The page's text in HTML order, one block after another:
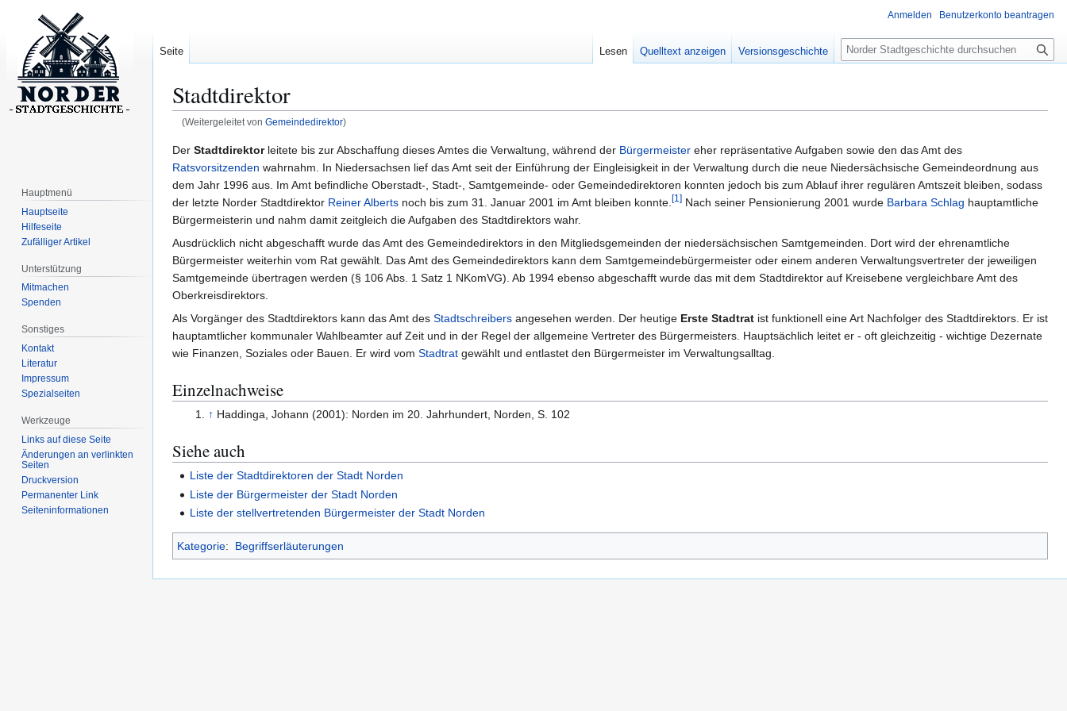
Stadtdirektor
(Weitergeleitet von Gemeindedirektor)
Zur
Navigation
springen
Zur
Suche
springen
Der Stadtdirektorleitete bis zur Abschaffung dieses Amtes die Verwaltung, während der Bürgermeister eher repräsentative Aufgaben sowie den das Amt des
Ratsvorsitzenden wahrnahm. In Niedersachsen lief das Amt seit der Einführung der Eingleisigkeit in der Verwaltung durch die neue Niedersächsische Gemeindeordnung aus
dem Jahr 1996 aus. Im Amt befindliche Oberstadt-, Stadt-, Samtgemeinde- oder Gemeindedirektoren konnten jedoch bis zum Ablauf ihrer regulären Amtszeit bleiben, sodass
der letzte Norder Stadtdirektor Reiner Alberts noch bis zum 31. Januar 2001 im Amt bleiben konnte. [1 ] Nach seiner Pensionierung 2001 wurde Barbara Schlag hauptamtliche
Bürgermeisterin und nahm damit zeitgleich die Aufgaben des Stadtdirektors wahr.
Ausdrücklich nicht abgeschafft wurde das Amt des Gemeindedirektors in den Mitgliedsgemeinden der niedersächsischen Samtgemeinden. Dort wird der ehrenamtliche
Bürgermeister weiterhin vom Rat gewählt. Das Amt des Gemeindedirektors kann dem Samtgemeindebürgermeister oder einem anderen Verwaltungsvertreter der jeweiligen
Samtgemeinde übertragen werden (§ 106 Abs. 1 Satz 1 NKomVG). Ab 1994 ebenso abgeschafft wurde das mit dem Stadtdirektor auf Kreisebene vergleichbare Amt des
Oberkreisdirektors.
Als Vorgänger des Stadtdirektors kann das Amt des Stadtschreibers angesehen werden. Der heutige Erste Stadtrat ist funktionell eine Art Nachfolger des Stadtdirektors. Er ist
hauptamtlicher kommunaler Wahlbeamter auf Zeit und in der Regel der allgemeine Vertreter des Bürgermeisters. Hauptsächlich leitet er - oft gleichzeitig - wichtige Dezernate
wie Finanzen, Soziales oder Bauen. Er wird vom Stadtrat gewählt und entlastet den Bürgermeister im Verwaltungsalltag.
Einzelnachweise
↑ Haddinga, Johann (2001): Norden im 20. Jahrhundert, Norden, S. 102
Siehe auch
Liste der Stadtdirektoren der Stadt Norden
Liste der Bürgermeister der Stadt Norden
Liste der stellvertretenden Bürgermeister der Stadt Norden
Kategorie: Begriffserläuterungen
Anmelden Benutzerkonto beantragen
Seite Lesen Quelltext anzeigen Versionsgeschichte
S
u
e
Hauptmenü
Hauptseite
Hilfeseite
Zufälliger Artikel
Unterstützung
Mitmachen
Spenden
Sonstiges
Kontakt
Literatur
Impressum
Spezialseiten
Werkzeuge
Links auf diese Seite
Änderungen an verlinkten
Seiten
Druckversion
Permanenter Link
Seiten­­informationen